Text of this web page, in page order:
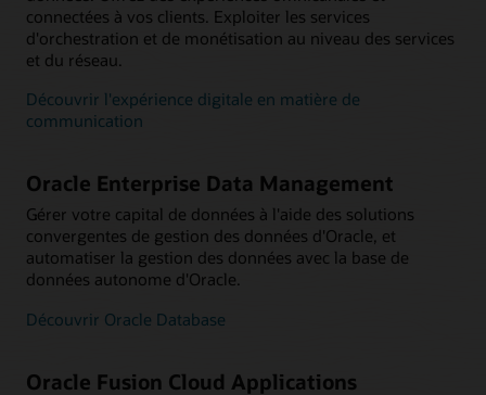
connectées à vos clients. Exploiter les services
d'orchestration et de monétisation au niveau des services
et du réseau.
Découvrir l'expérience digitale en matière de
communication
Oracle Enterprise Data Management
Gérer votre capital de données à l'aide des solutions
convergentes de gestion des données d'Oracle, et
automatiser la gestion des données avec la base de
données autonome d'Oracle.
Découvrir Oracle Database
Oracle Fusion Cloud Applications